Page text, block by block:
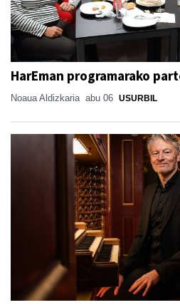
HarEman programarako
Noaua Aldizkaria abu 06 USURBIL